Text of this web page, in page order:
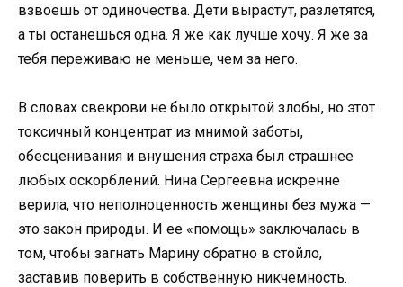
взвоешь от одиночества. Дети вырастут, разлетятся,
а ты останешься одна. Я же как лучше хочу. Я же за
тебя переживаю не меньше, чем за него.
В словах свекрови не было открытой злобы, но этот
токсичный концентрат из мнимой заботы,
обесценивания и внушения страха был страшнее
любых оскорблений. Нина Сергеевна искренне
верила, что неполноценность женщины без мужа —
это закон природы. И ее «помощь» заключалась в
том, чтобы загнать Марину обратно в стойло,
заставив поверить в собственную никчемность.